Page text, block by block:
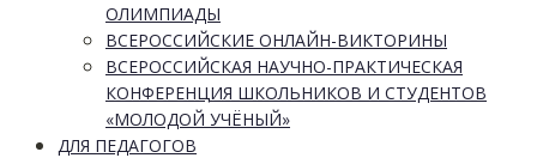
ОЛИМПИАДЫ
ВСЕРОССИЙСКИЕ ОНЛАЙН-ВИКТОРИНЫ
ВСЕРОССИЙСКАЯ НАУЧНО-ПРАКТИЧЕСКАЯ
КОНФЕРЕНЦИЯ ШКОЛЬНИКОВ И СТУДЕНТОВ
«МОЛОДОЙ УЧЁНЫЙ»
ДЛЯ ПЕДАГОГОВ